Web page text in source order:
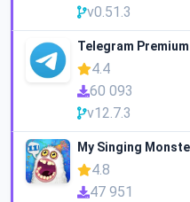
v0.51.3
Telegram Premium
4.4
60 093
v12.7.3
My Singing
4.8
47 951